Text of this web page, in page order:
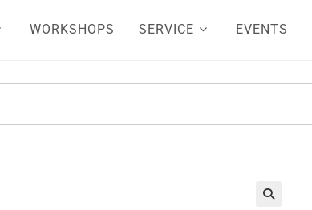
WORKSHOPS SERVICE EVENTS